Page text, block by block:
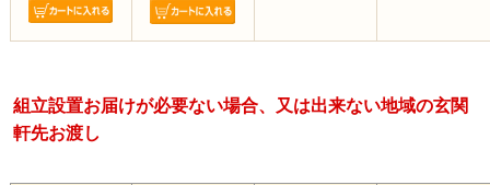
組立設置お届けが必要ない場合、又は出来ない地域の玄関
軒先お渡し